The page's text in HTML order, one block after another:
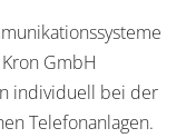
GmbH
individuell bei der
Telefonanlagen.